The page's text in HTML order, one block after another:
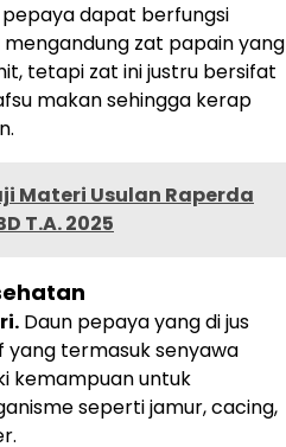
dapat berfungsi
zat papain yang
tetapi zat ini justru bersifat
makan sehingga kerap
Materi Usulan Raperda
T.A. 2025
Daun pepaya yang di jus
yang termasuk senyawa
kemampuan untuk
seperti jamur, cacing,